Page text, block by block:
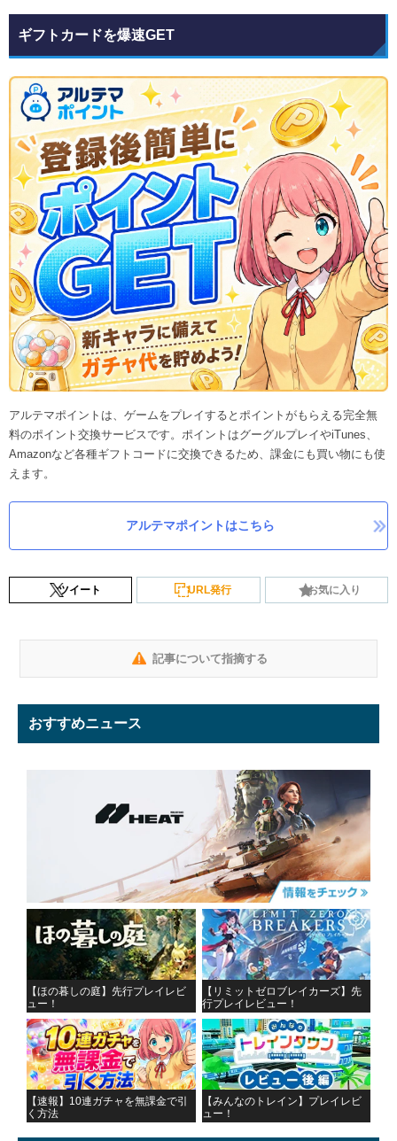
ギフトカードを爆速GET
アルテマポイントは、ゲームをプレイするとポイントがもらえる完全無
料のポイント交換サービスです。ポイントはグーグルプレイやiTunes、
Amazonなど各種ギフトコードに交換できるため、課金にも買い物にも使
えます。
アルテマポイントはこちら
ツイート URL発行 お気に入り
記事について指摘する
おすすめニュース
【ほの暮しの庭】先行プレイレビ
ュー！
【リミットゼロブレイカーズ】先
行プレイレビュー！
【速報】10連ガチャを無課金で引
く方法
【みんなのトレイン】プレイレビ
ュー！